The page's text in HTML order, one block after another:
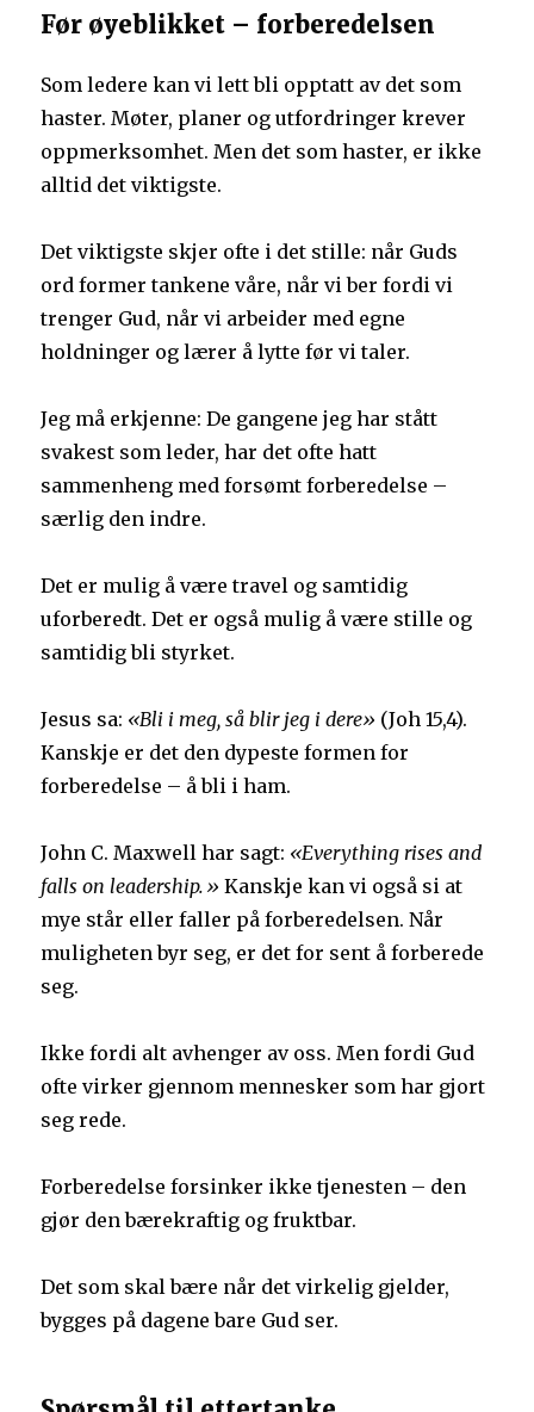
Før øyeblikket – forberedelsen
Som ledere kan vi lett bli opptatt av det som
haster. Møter, planer og utfordringer krever
oppmerksomhet. Men det som haster, er ikke
alltid det viktigste.
Det viktigste skjer ofte i det stille: når Guds
ord former tankene våre, når vi ber fordi vi
trenger Gud, når vi arbeider med egne
holdninger og lærer å lytte før vi taler.
Jeg må erkjenne: De gangene jeg har stått
svakest som leder, har det ofte hatt
sammenheng med forsømt forberedelse –
særlig den indre.
Det er mulig å være travel og samtidig
uforberedt. Det er også mulig å være stille og
samtidig bli styrket.
Jesus sa: «Bli i meg, så blir jeg i dere» (Joh 15,4).
Kanskje er det den dypeste formen for
forberedelse – å bli i ham.
John C. Maxwell har sagt: «Everything rises and
falls on leadership.» Kanskje kan vi også si at
mye står eller faller på forberedelsen. Når
muligheten byr seg, er det for sent å forberede
seg.
Ikke fordi alt avhenger av oss. Men fordi Gud
ofte virker gjennom mennesker som har gjort
seg rede.
Forberedelse forsinker ikke tjenesten – den
gjør den bærekraftig og fruktbar.
Det som skal bære når det virkelig gjelder,
bygges på dagene bare Gud ser.